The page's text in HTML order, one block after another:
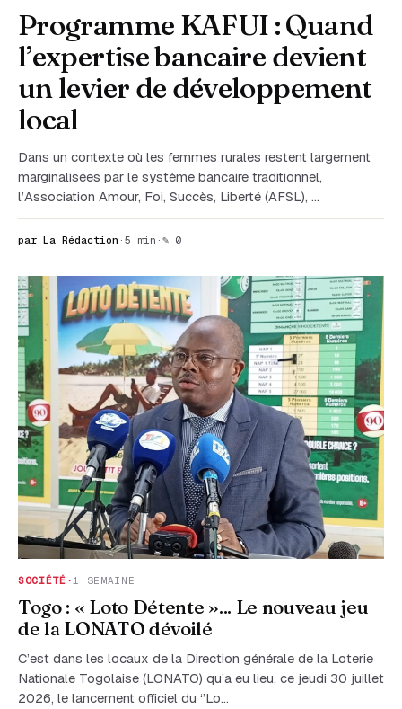
Programme KAFUI : Quand
l’expertise bancaire devient
un levier de développement
local
Dans un contexte où les femmes rurales restent largement
marginalisées par le système bancaire traditionnel,
l’Association Amour, Foi, Succès, Liberté (AFSL), …
par La Rédaction · 5 min · ✎ 0
SOCIÉTÉ ·1 SEMAINE
Togo : « Loto Détente »... Le nouveau jeu
de la LONATO dévoilé
C’est dans les locaux de la Direction générale de la Loterie
Nationale Togolaise (LONATO) qu’a eu lieu, ce jeudi 30 juillet
2026, le lancement officiel du ‘’Lo…